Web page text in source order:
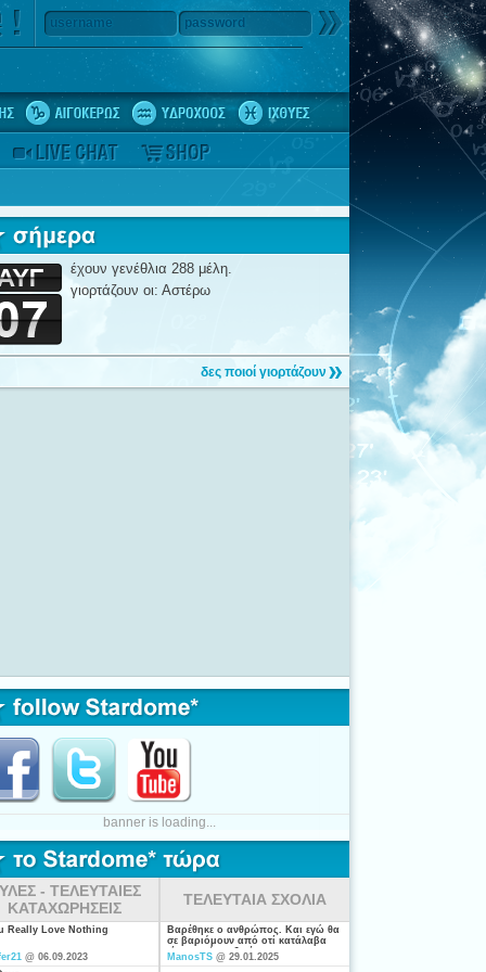
username password
έχουν γενέθλια 288 μέλη.
γιορτάζουν οι: Αστέρω
δες ποιοί γιορτάζουν
banner is loading...
- ΤΕΛΕΥΤΑΙΕΣ
ΚΑΤΑΧΩΡΗΣΕΙΣ
Really Love Nothing
@ 06.09.2023
ΤΕΛΕΥΤΑΙΑ ΣΧΟΛΙΑ
Βαρέθηκε ο ανθρώπος. Και εγώ θα
σε βαριόμουν από οτί κατάλαβα
είσαι από τις ξενέρωτες που
ψάχνουν απλά για "σύζυγο". Η
ManosTS @ 29.01.2025